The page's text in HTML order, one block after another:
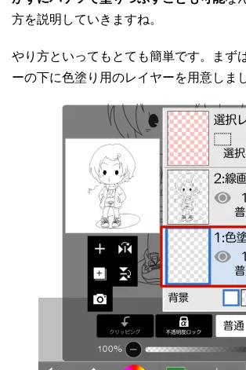
方を説明していきますね。
やり方といってもとても簡単です。まず
ーの下に色塗り用のレイヤーを用意しま